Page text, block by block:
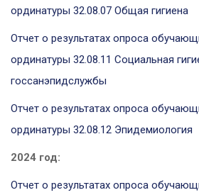
ординатуры 32.08.07 Общая гигиена
Отчет о результатах опроса
ординатуры 32.08.11 Социальная
госсанэпидслужбы
Отчет о результатах опроса
ординатуры 32.08.12 Эпидемиология
2024 год:
Отчет о результатах опроса